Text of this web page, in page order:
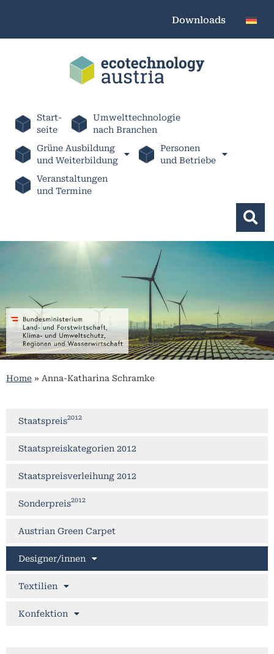
Downloads
Start-
seite
Umwelttechnologie
nach Branchen
Grüne Ausbildung
und Weiterbildung
Personen
und Betriebe
Veranstaltungen
und Termine
Home » Anna-Katharina Schramke
Staatspreis2012
Staatspreiskategorien 2012
Staatspreisverleihung 2012
Sonderpreis2012
Austrian Green Carpet
Designer/innen
Textilien
Konfektion